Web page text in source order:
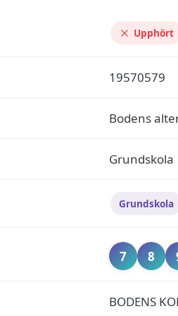
Upphört
19570579
Bodens
Grundskola
Grundskola
7 8
BODENS